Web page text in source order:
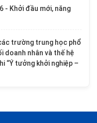
- Khởi đầu mới, năng
trường trung học phổ
doanh nhân và thế hệ
“Ý tưởng khởi nghiệp –